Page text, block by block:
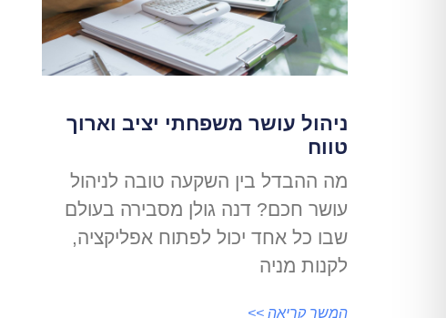
ניהול עושר משפחתי יציב וארוך
טווח
מה ההבדל בין השקעה טובה לניהול
עושר חכם? דנה גולן מסבירה בעולם
שבו כל אחד יכול לפתוח אפליקציה,
לקנות מניה
המשך קריאה >>